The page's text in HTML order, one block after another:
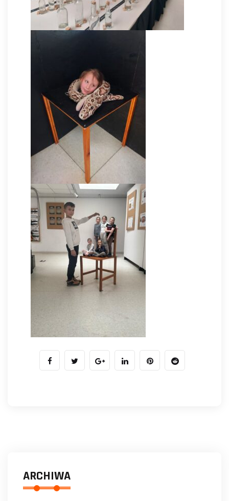
ARCHIWA